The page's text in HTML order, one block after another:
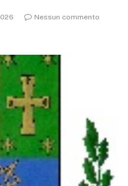
Nessun commento